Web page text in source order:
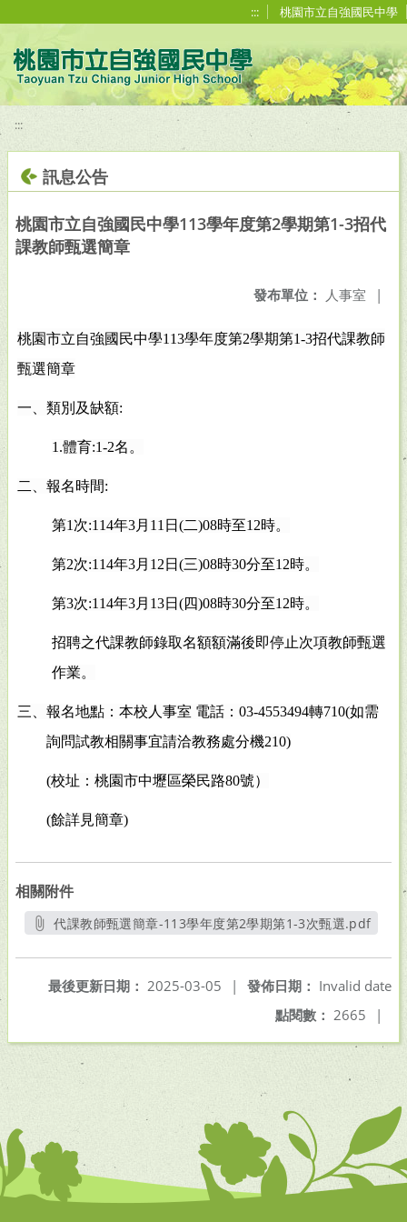
::: 桃園市立自強國民中學
:::
訊息公告
桃園市立自強國民中學113學年度第2學期第1-3招代
課教師甄選簡章
發布單位： 人事室 |
桃園市立自強國民中學113學年度第2學期第1-3招代課教師
甄選簡章
一、類別及缺額:
1.體育:1-2名。
二、報名時間:
第1次:114年3月11日(二)08時至12時。
第2次:114年3月12日(三)08時30分至12時。
第3次:114年3月13日(四)08時30分至12時。
招聘之代課教師錄取名額額滿後即停止次項教師甄選
作業。
三、報名地點：本校人事室 電話：03-4553494轉710(如需
詢問試教相關事宜請洽教務處分機210)
(校址：桃園市中壢區榮民路80號）
(餘詳見簡章)
相關附件
代課教師甄選簡章-113學年度第2學期第1-3次甄選.pdf
發佈日期： Invalid date
最後更新日期： 2025-03-05
|
點閱數： 2665 |